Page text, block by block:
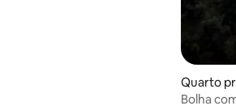
Quarto
Bolha